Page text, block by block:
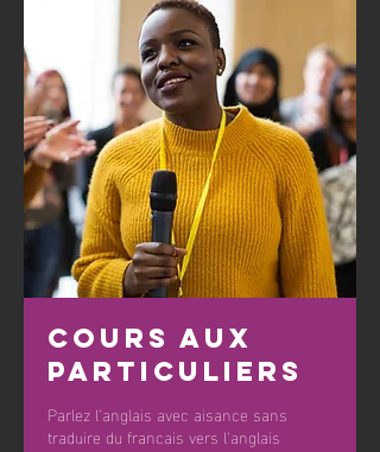
Cours aux
particuliers
Parlez l'anglais avec aisance sans
traduire du francais vers l'anglais